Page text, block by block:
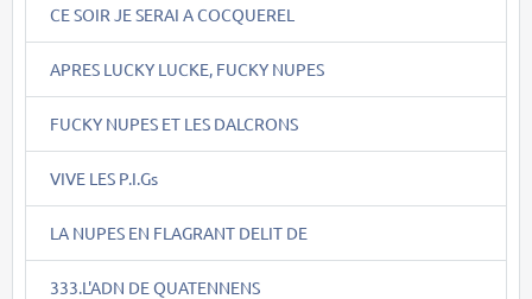
CE SOIR JE SERAI A COCQUEREL
APRES LUCKY LUCKE, FUCKY NUPES
FUCKY NUPES ET LES DALCRONS
VIVE LES P.I.Gs
LA NUPES EN FLAGRANT DELIT DE
333.L'ADN DE QUATENNENS